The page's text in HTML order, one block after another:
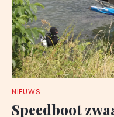
NIEUWS
Speedboot